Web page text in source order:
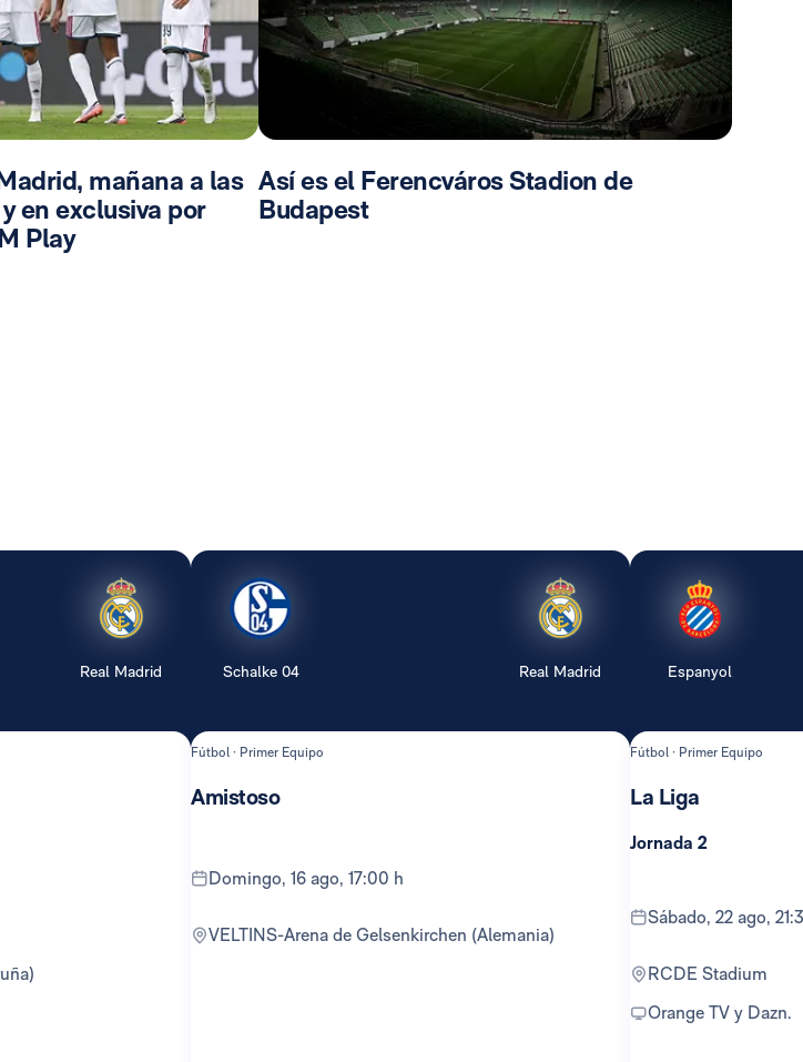
mañana a las
en exclusiva por
Play
Así es el Ferencváros Stadion de
Budapest
Real Madrid Schalke 04 Real Madrid
Fútbol · Primer Equipo
Amistoso
domingo, 16 ago, 17:00 h
VELTINS-Arena de Gelsenkirchen (Alemania)
Espanyol
Fútbol · Primer Equipo
La Liga
Jornada 2
sábado, 22 ago,
RCDE Stadium
Orange TV y Dazn.